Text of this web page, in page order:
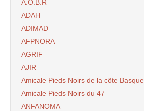
A.O.B.R
ADAH
ADIMAD
AFPNORA
AGRIF
AJIR
Amicale Pieds Noirs de la côte Basque
Amicale Pieds Noirs du 47
ANFANOMA